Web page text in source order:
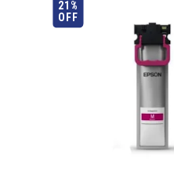
21%
OFF